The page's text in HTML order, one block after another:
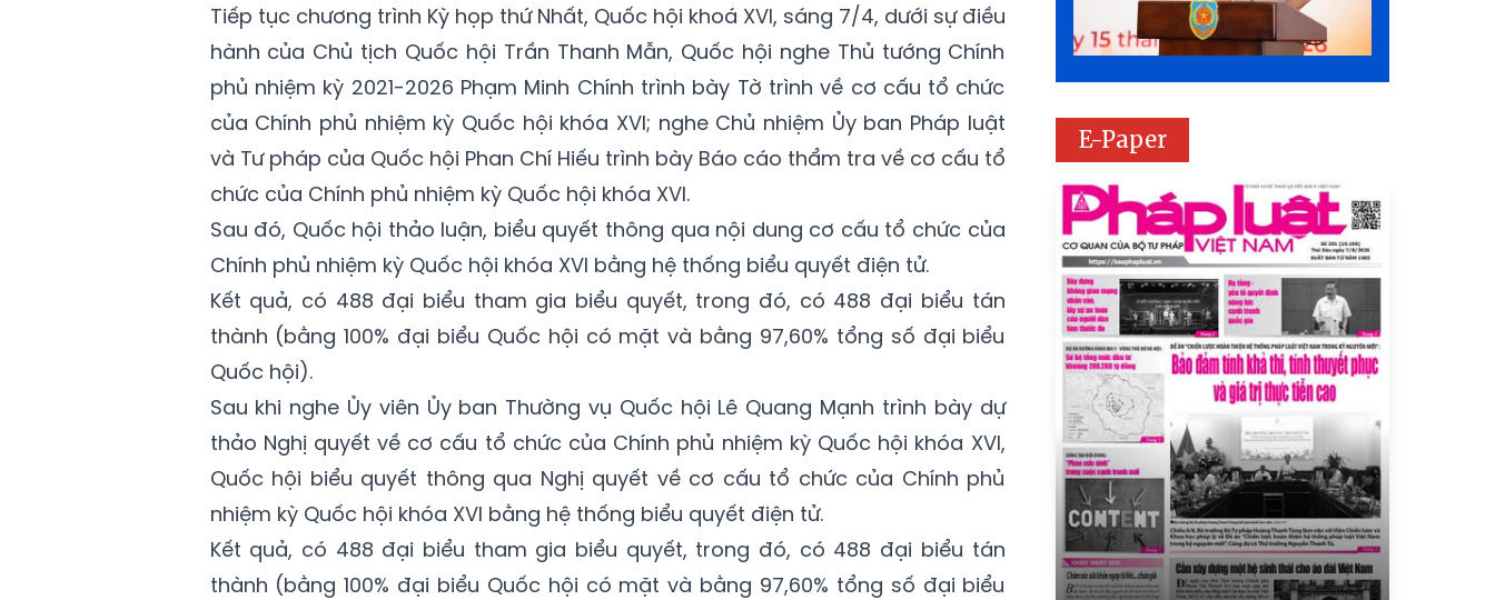
Tiếp tục chương trình Kỳ họp thứ Nhất, Quốc hội khoá XVI, sáng 7/4, dưới sự điều
hành của Chủ tịch Quốc hội Trần Thanh Mẫn, Quốc hội nghe Thủ tướng Chính
phủ nhiệm kỳ 2021-2026 Phạm Minh Chính trình bày Tờ trình về cơ cấu tổ chức
của Chính phủ nhiệm kỳ Quốc hội khóa XVI; nghe Chủ nhiệm Ủy ban Pháp luật
và Tư pháp của Quốc hội Phan Chí Hiếu trình bày Báo cáo thẩm tra về cơ cấu tổ
chức của Chính phủ nhiệm kỳ Quốc hội khóa XVI.
Sau đó, Quốc hội thảo luận, biểu quyết thông qua nội dung cơ cấu tổ chức của
Chính phủ nhiệm kỳ Quốc hội khóa XVI bằng hệ thống biểu quyết điện tử.
Kết quả, có 488 đại biểu tham gia biểu quyết, trong đó, có 488 đại biểu tán
thành (bằng 100% đại biểu Quốc hội có mặt và bằng 97,60% tổng số đại biểu
Quốc hội).
Sau khi nghe Ủy viên Ủy ban Thường vụ Quốc hội Lê Quang Mạnh trình bày dự
thảo Nghị quyết về cơ cấu tổ chức của Chính phủ nhiệm kỳ Quốc hội khóa XVI,
Quốc hội biểu quyết thông qua Nghị quyết về cơ cấu tổ chức của Chính phủ
nhiệm kỳ Quốc hội khóa XVI bằng hệ thống biểu quyết điện tử.
Kết quả, có 488 đại biểu tham gia biểu quyết, trong đó, có 488 đại biểu tán
thành (bằng 100% đại biểu Quốc hội có mặt và bằng 97,60% tổng số đại biểu
E-Paper